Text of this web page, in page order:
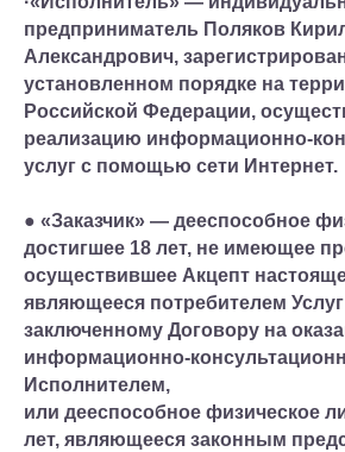
предприниматель Поляков
Александрович,
установленном порядке на
Российской Федерации,
реализацию информационно-
услуг с помощью сети Интернет.
● «Заказчик» — дееспособное
достигшее 18 лет, не имеющее
осуществившее Акцепт
являющееся потребителем
заключенному Договору на
информационно-
Исполнителем,
или дееспособное физическое
лет, являющееся законным